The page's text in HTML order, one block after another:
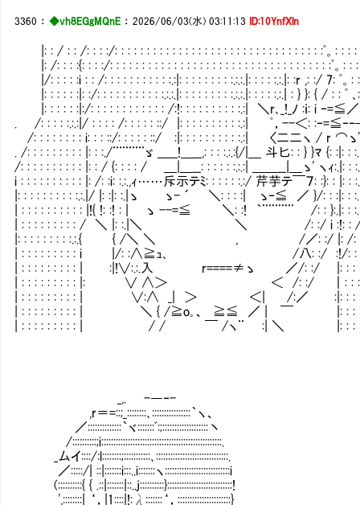
3360 ：◆vh8EGgMQnE ：2026/06/03(水) 03:11:13 ID:10YnfXln
|: : / : : /: : : :/: : : : : : : : : : : : : : : : : : : : : : : : : : : : : : : : :ﾟ。: : : :
|: /: : : :{: : : :/: : : : : : : : : : : : : : : : : : : : : : : : : : : : : : : : : : :ﾟ。: : :
|/: : : : :i : : /: : : : : : : : : : :.:|: : : : : : : : :.:.:.|: : : : :.:.|: :r ,: :/ 7: ﾟ。: :
|: : : : : :|: :/: : : : : : : : : : :.:.:.|: : : : : : : : :.:.:.|: : : : :.:.| : } }: { / : : ﾟ ､:
|: : : : : :|:/: : : : : : : : : : : : /:!: : : : : : : : : :.:| ＼r､_!_ﾉ :ｉ: i ‐=≦／:
. /: : : : :.:.:|/ : : : : /: : : : : ::/ |: : : : : : : : : :.:| ﾟ，--＜:
/: : : : : : : : i: : : ::/: : : : : ::/ :|: : : : : : : : : :.:| 〈二二ヽ / r ⌒ゝ':
. /: : : : : : : : : |: : :./¨¨¨¨¨ゞ _____!＿__,: : : :.:.:{/|＿ 斗匕: : } }ﾏ {: :|: :
/: : : : : : : : : : |: : / {: : : : / ＿|＿__: : : : : :.:.:| ＿＿__|＿ゝ' ヽｨ:.|: :
i : : : : : : : : : : |: /: :i: :.:.,ｨ……斥示テﾐ: : : : : :.:/ 芹芋テ￣７: :}: : |: :
|: : : : : : : : : :.:.|/ |: :|: :.|ゝ ゝ- ´ ＼: : : :| ゝ‐≦ ／ }/: : :|: :
| : : : : : : : : : : |!{ !: :! : | ゝ --=≦ ＼: :! ｀¨¨¨¨¨ /: : }:.|: : :.|:
| : : : : : : : : : / ＼ |: :.|＼ ＼ /: :/ i :!: : /: : :
|: : : : : : : : :.:.{ { /＼ ＼ , /／: :/ |: /: : : :
| : : : : : : : : : i |/: :∧≧ｭ､ /八: :/ :!/: : : : :
| : : : : : : : : : | :|!∨:.:.入 r====≠ゝ ／/: :/ |: : : : : :
| : : : : : : : : : |: ∨ ∧＞ ＜ /: :/ ｜: : : : : :
| : : : : : : : : : | ∨:∧ _| ＞ ＜| /:／ :|: : : : : : :
| : : : : : : : : : | ＼ { /≧o｡、 ≧≦ ／ | ￣ |: : : : : :
| : : : : : : : : : | / / ￣ /ヽ¨ :| ＼ |: : : : : : :
_,. -―‐-
,r＝=::;_::::::::､::::::::::::::::｀ヽ、
／::::::::::::::｀ヾ:::::::ﾞ:;:::::::::::::::::::丶
/::::::::::;i::::::::::::::::::::::::::::::::::::::::::::::::::.
_厶イ::::/:l::::::::;:::::::::::､::::::::::::::::::::::::::::::.
／:::::/| ::|:::::::i:::..i:::::::ヽ:::::::::::::::::::::::::::i
(::::::::::{ { .::|:::::::|::..j::::::::::}:::::::::::::::::::::::::::!
',::::::::| ‘，|1::::|!:λ:::::::‘，::::::::::::::::::::::}